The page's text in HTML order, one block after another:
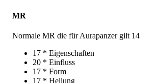
MR
Normale MR die für Aurapanzer gilt 14
17 * Eigenschaften
20 * Einfluss
17 * Form
17 * Heilung